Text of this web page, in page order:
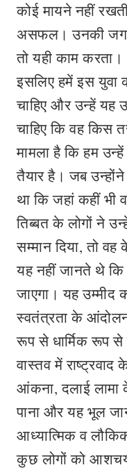
कोई मायने नहीं
असफल। उनकी जगह
तो यही काम करता।
इसलिए हमें इस युवा
चाहिए और उन्हें यह
चाहिए कि वह किस
मामला है कि हम
तैयार है। जब
था कि जहां कहीं
तिब्बत के लोगों ने
सम्मान दिया, तो
यह नहीं जानते थे कि
जाएगा। यह उम्मीद
स्वतंत्रता के
रूप से धार्मिक रूप से
वास्तव में
आंकना, दलाई लामा
पाना और यह भूल
आध्यात्मिक व
कुछ लोगों को